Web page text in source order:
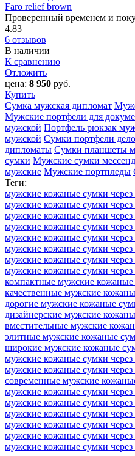
Faro relief brown
Проверенный временем и
4.83
6 отзывов
В наличии
К сравнению
Отложить
цена: 8 950 руб.
Купить
Сумка мужская дипломат
Мужские портфели для
мужской Портфель рюкзак
мужской Сумки портфели
дипломаты Сумки планшеты
сумки Мужские сумки
мужские Мужские портпледы
Теги:
мужские кожаные сумки через
мужские кожаные сумки через
мужские кожаные сумки через
мужские кожаные сумки
мужские кожаные сумки через
мужские кожаные сумки через
мужские кожаные сумки через
мужские кожаные сумки через
компактные мужские кожаные
качественные мужские
дорогие мужские кожаные
дизайнерские мужские
вместительные мужские
элитные мужские кожаные
широкие мужские кожаные
мужские кожаные сумки
мужские кожаные сумки
современные мужские
мужские кожаные сумки
мужские кожаные сумки
мужские кожаные сумки
мужские кожаные сумки через
мужские кожаные сумки через
мужские кожаные сумки через